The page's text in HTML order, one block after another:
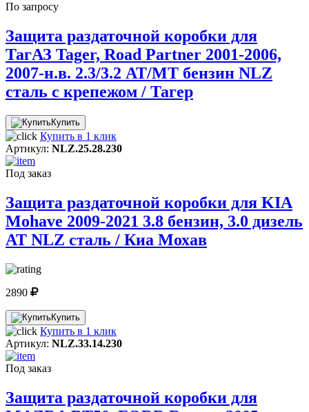
По запросу
Защита раздаточной коробки для
ТагАЗ Tager, Road Partner 2001-2006,
2007-н.в. 2.3/3.2 AT/MT бензин NLZ
сталь с крепежом / Тагер
Купить
Купить в 1 клик
Артикул: NLZ.25.28.230
Под заказ
Защита раздаточной коробки для KIA
Mohave 2009-2021 3.8 бензин, 3.0 дизель
АТ NLZ сталь / Киа Мохав
2890
Купить
Купить в 1 клик
Артикул: NLZ.33.14.230
Под заказ
Защита раздаточной коробки для